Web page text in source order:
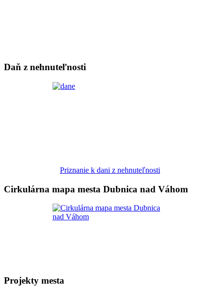
Daň z nehnuteľnosti
Priznanie k dani z nehnuteľnosti
Cirkulárna mapa mesta Dubnica nad Váhom
Projekty mesta